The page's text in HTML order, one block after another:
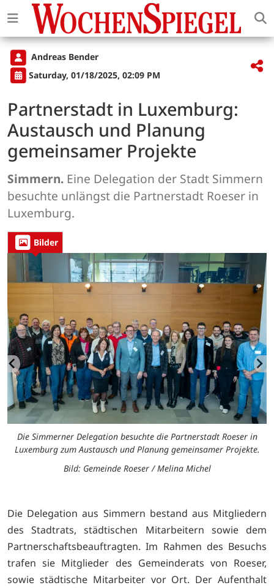
Andreas Bender
Saturday, 01/18/2025, 02:09 PM
Partnerstadt in Luxemburg:
Austausch und Planung
gemeinsamer Projekte
Simmern. Eine Delegation der Stadt Simmern
besuchte unlängst die Partnerstadt Roeser in
Luxemburg.
Bilder
Die Simmerner Delegation besuchte die Partnerstadt Roeser in
Luxemburg zum Austausch und Planung gemeinsamer Projekte.
Bild: Gemeinde Roeser / Melina Michel
Die Delegation aus Simmern bestand aus Mitgliedern
des Stadtrats,städtischen Mitarbeitern sowie dem
Partnerschaftsbeauftragten.Im Rahmen des Besuchs
trafen sie Mitglieder des Gemeinderats von Roeser,
sowie städtische Mitarbeiter vor Ort. Der Aufenthalt